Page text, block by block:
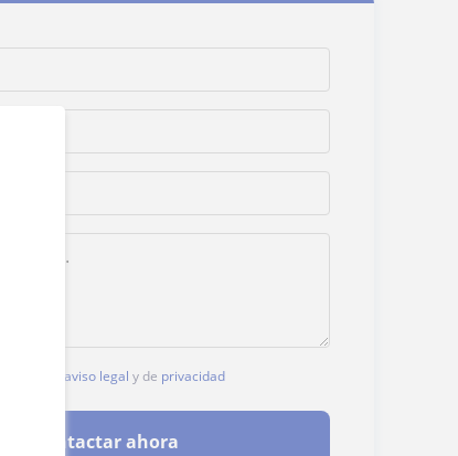
aviso legal y de privacidad
Contactar ahora